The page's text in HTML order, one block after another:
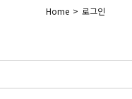
Home > 로그인